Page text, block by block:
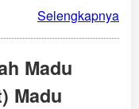
Selengkapnya
Madu
Madu